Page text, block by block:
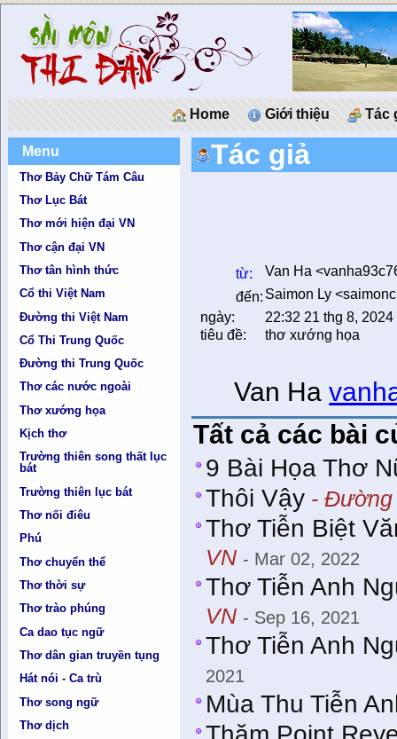
Home Giới thiệu Tác
Menu
Thơ Bảy Chữ Tám Câu
Thơ Lục Bát
Thơ mới hiện đại VN
Thơ cận đại VN
Thơ tân hình thức
Cổ thi Việt Nam
Đường thi Việt Nam
Cổ Thi Trung Quốc
Đường thi Trung Quốc
Thơ các nước ngoài
Thơ xướng họa
Kịch thơ
Trường thiên song thất lục
bát
Trường thiên lục bát
Thơ nối điêu
Phú
Thơ chuyển thể
Thơ thời sự
Thơ trào phúng
Ca dao tục ngữ
Thơ dân gian truyền tụng
Hát nói - Ca trù
Thơ song ngữ
Thơ dịch
Tác giả
từ: Van Ha <
đến: Saimon Ly
ngày:
22:32 21 thg 8, 2024
tiêu đề:
thơ xướng họa
Van Ha
Tất cả các bài
9 Bài Họa Thơ
Thôi Vậy - Đường
Thơ Tiễn Biệt
VN - Mar 02, 2022
Thơ Tiễn Anh
VN - Sep 16, 2021
Thơ Tiễn Anh
2021
Mùa Thu Tiễn